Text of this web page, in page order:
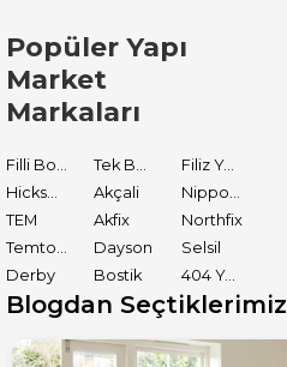
Popüler Yapı
Market
Markaları
Filli Boya Tek Boya
Filiz Yapı Market
Hickson Decor
Akçali
Nippon Paint
TEM
Akfix
Northfix
Temtools
Dayson
Selsil
Derby
Bostik 404 Yapıştırıcı
Blogdan Seçtiklerimiz